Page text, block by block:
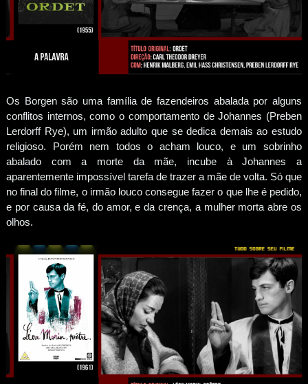
Os Borgen são uma família de fazendeiros abalada por alguns
conflitos internos, como o comportamento de Johannes (Preben
Lerdorff Rye), um irmão adulto que se dedica demais ao estudo
religioso. Porém nem todos o acham louco, e um sobrinho
abalado com a morte da mãe, incube à Johannes a
aparentemente impossível tarefa de trazer a mãe de volta. Só que
no final do filme, o irmão louco consegue fazer o que lhe é pedido,
e por causa da fé, do amor, e da crença, a mulher morta abre os
olhos.